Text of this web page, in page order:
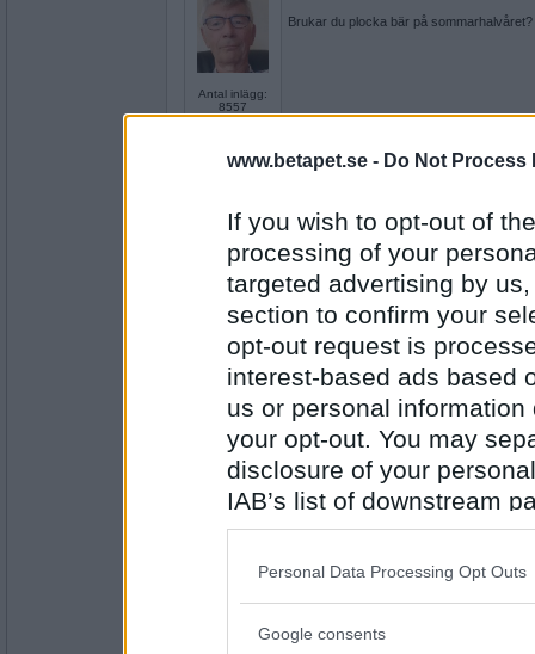
www.betapet.se - Do Not Process
If you wish to opt-out of
processing of your
targeted advertising by
section to confirm your
opt-out request is
interest-based ads based
us or personal
your opt-out. You may
disclosure of your
IAB’s list of downstream
also be disclosed by us
Downstream Participants
Please note that this
Personal Data Processing Opt Outs
Google consents
Antal inlägg:
8557
Brukar du plocka bär på sommarhalvåret?
5144
Nej, men på hösten händer det.
Antal inlägg:
1373
Nej, men att vara miljardär är nog skönt.
Trimmar du mustaschen?
Oskar K- Ej medlem längre
Antal inlägg:
Nej, men ibland måste jag för att inte bli
Tror du är nödvändigt att segla?